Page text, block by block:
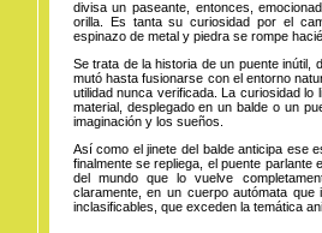
divisa un paseante, entonces,
orilla. Es tanta su curiosidad por el
espinazo de metal y piedra se rompe
Se trata de la historia de un puente inútil,
mutó hasta fusionarse con el entorno
utilidad nunca verificada. La curiosidad
material, desplegado en un balde o un
imaginación y los sueños.
Así como el jinete del balde anticipa ese
finalmente se repliega, el puente
del mundo que lo vuelve
claramente, en un cuerpo autómata
inclasificables, que exceden la temática